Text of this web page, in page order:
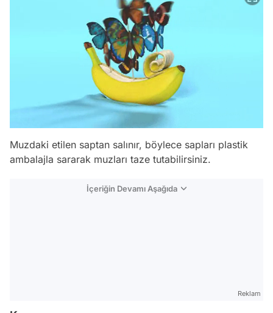
Muzdaki etilen saptan salınır, böylece sapları plastik
ambalajla sararak muzları taze tutabilirsiniz.
İçeriğin Devamı Aşağıda
Reklam